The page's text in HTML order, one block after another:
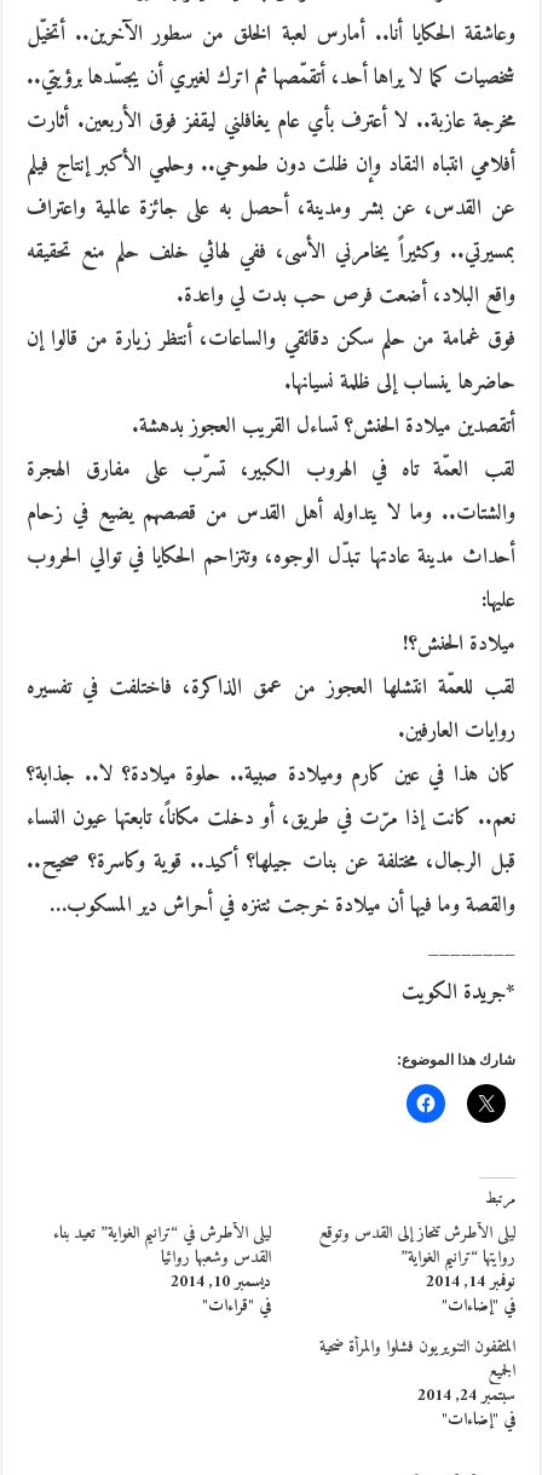
وعاشقة الحكايا أنا.. أمارس لعبة الخلق من سطور الآخرين.. أتخيّل
شخصيات كما لا يراها أحد، أتقمّصها ثم اترك لغيري أن يجسّدها برؤيتي..
مخرجة عازبة.. لا أعترف بأي عام يغافلني ليقفز فوق الأربعين. أثارت
أفلامي انتباه النقاد وإن ظلت دون طموحي.. وحلمي الأكبر إنتاج فيلم
عن القدس، عن بشر ومدينة، أحصل به على جائزة عالمية واعتراف
بمسيرتي.. وكثيراً يخامرني الأسى، ففي لهاثي خلف حلم منع تحقيقه
واقع البلاد، أضعت فرص حب بدت لي واعدة.
فوق غمامة من حلم سكن دقائقي والساعات، أنتظر زيارة من قالوا إن
حاضرها ينساب إلى ظلمة نسيانها.
أتقصدين ميلادة الحنش؟ تساءل القريب العجوز بدهشة.
لقب العمّة تاه في الهروب الكبير، تسرّب على مفارق الهجرة
والشتات.. وما لا يتداوله أهل القدس من قصصهم يضيع في زحام
أحداث مدينة عادتها تبدّل الوجوه، وتتزاحم الحكايا في توالي الحروب
عليها:
ميلادة الحنش؟!
لقب للعمّة انتشلها العجوز من عمق الذاكرة، فاختلفت في تفسيره
روايات العارفين.
كان هذا في عين كارم وميلادة صبية.. حلوة ميلادة؟ لا.. جذابة؟
نعم.. كانت إذا مرّت في طريق، أو دخلت مكاناً، تابعتها عيون النساء
قبل الرجال، مختلفة عن بنات جيلها؟ أكيد.. قوية وكاسرة؟ صحيح..
والقصة وما فيها أن ميلادة خرجت تتنزه في أحراش دير المسكوب…
________
*جريدة الكويت
شارك هذا الموضوع:
مرتبط
ليلى الأطرش تنحاز إلى القدس وتوقع
روايتها “ترانيم الغواية”
نوفمبر 14, 2014
في "إضاءات"
ليلى الأطرش في “ترانيم الغواية” تعيد بناء
القدس وشعبها روائيا
ديسمبر 10, 2014
في "قراءات"
المثقفون التنويريون فشلوا والمرأة ضحية
الجميع
سبتمبر 24, 2014
في "إضاءات"